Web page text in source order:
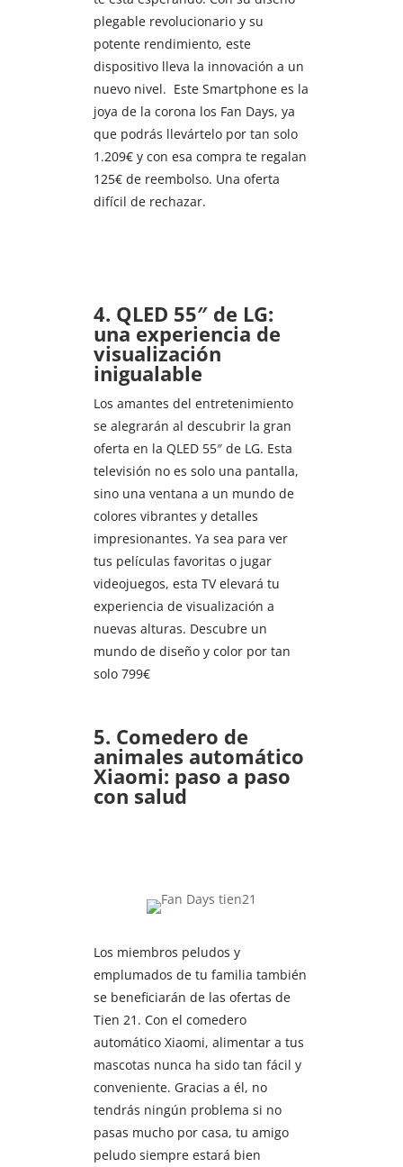
plegable revolucionario y su
potente rendimiento, este
dispositivo lleva la innovación a un
nuevo nivel. Este Smartphone es la
joya de la corona los Fan Days, ya
que podrás llevártelo por tan solo
1.209€ y con esa compra te regalan
125€ de reembolso. Una oferta
difícil de rechazar.
4. QLED 55″ de LG:
una experiencia de
visualización
inigualable
Los amantes del entretenimiento
se alegrarán al descubrir la gran
oferta en la QLED 55″ de LG. Esta
televisión no es solo una pantalla,
sino una ventana a un mundo de
colores vibrantes y detalles
impresionantes. Ya sea para ver
tus películas favoritas o jugar
videojuegos, esta TV elevará tu
experiencia de visualización a
nuevas alturas. Descubre un
mundo de diseño y color por tan
solo 799€
5. Comedero de
animales automático
Xiaomi: paso a paso
con salud
Los miembros peludos y
emplumados de tu familia también
se beneficiarán de las ofertas de
Tien 21. Con el comedero
automático Xiaomi, alimentar a tus
mascotas nunca ha sido tan fácil y
conveniente. Gracias a él, no
tendrás ningún problema si no
pasas mucho por casa, tu amigo
peludo siempre estará bien